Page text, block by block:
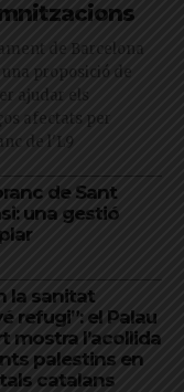
de Barcelona
una proposició de
ajudar els
afectats per
de l'L9
de Sant
una gestió
la sanitat
refugi”: el Palau
mostra l’acollida
palestins en
catalans